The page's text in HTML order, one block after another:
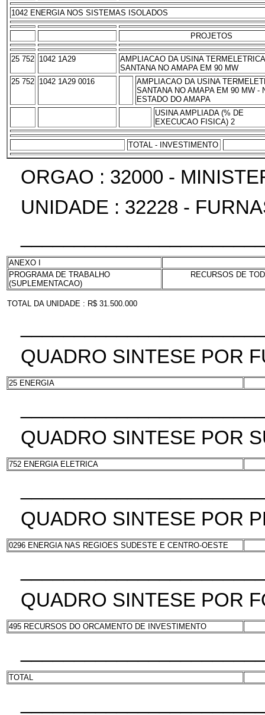
1042 ENERGIA NOS SISTEMAS ISOLADOS
PROJETOS
25 752 1042 1A29
AMPLIACAO DA USINA TERMELETRICA
SANTANA NO AMAPA EM 90 MW
25 752
1042 1A29 0016
AMPLIACAO DA USINA
SANTANA NO AMAPA EM 90 MW -
ESTADO DO AMAPA
USINA AMPLIADA (% DE
EXECUCAO FISICA) 2
TOTAL - INVESTIMENTO
ORGAO : 32000 -
UNIDADE : 32228 -
ANEXO I
PROGRAMA DE TRABALHO
(SUPLEMENTACAO)
RECURSOS DE
TOTAL DA UNIDADE : R$ 31.500.000
QUADRO SINTESE POR
25 ENERGIA
QUADRO SINTESE POR
752 ENERGIA ELETRICA
QUADRO SINTESE POR
0296 ENERGIA NAS REGIOES SUDESTE E CENTRO-OESTE
QUADRO SINTESE POR
495 RECURSOS DO ORCAMENTO DE INVESTIMENTO
TOTAL